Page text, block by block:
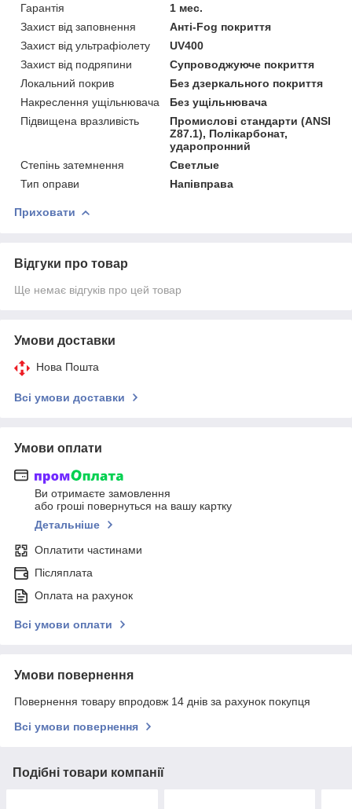
Гарантія
1 мес.
Захист від заповнення
Анті-Fog покриття
Захист від ультрафіолету
UV400
Захист від подряпини
Супроводжуюче покриття
Локальний покрив
Без дзеркального покриття
Накреслення ущільнювача
Без ущільнювача
Підвищена вразливість
Промислові стандарти (ANSI
Z87.1), Полікарбонат,
ударопронний
Степінь затемнення
Светлые
Тип оправи
Напівправа
Приховати
Відгуки про товар
Ще немає відгуків про цей товар
Умови доставки
Нова Пошта
Всі умови доставки
Умови оплати
Ви отримаєте замовлення
або гроші повернуться на вашу картку
Детальніше
Оплатити частинами
Післяплата
Оплата на рахунок
Всі умови оплати
Умови повернення
Повернення товару впродовж 14 днів за рахунок покупця
Всі умови повернення
Подібні товари компанії